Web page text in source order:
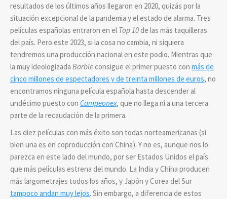
resultados de los últimos años llegaron en 2020, quizás por la
situación excepcional de la pandemia y el estado de alarma. Tres
películas españolas entraron en el Top 10de las más taquilleras
del país. Pero este 2023, si la cosa no cambia, ni siquiera
tendremos una producción nacional en este podio. Mientras que
la muy ideologizada Barbieconsigue el primer puesto con más de
cinco millones de espectadores y de treinta millones de euros, no
encontramos ninguna película española hasta descender al
undécimo puesto con Campeonex, que no llega ni a una tercera
parte de la recaudación de la primera.
Las diez películas con más éxito son todas norteamericanas (si
bien una es en coproducción con China). Y no es, aunque nos lo
parezca en este lado del mundo, por ser Estados Unidos el país
que más películas estrena del mundo. La India y China producen
más largometrajes todos los años, y Japón y Corea del Sur
tampoco andan muy lejos. Sin embargo, a diferencia de estos